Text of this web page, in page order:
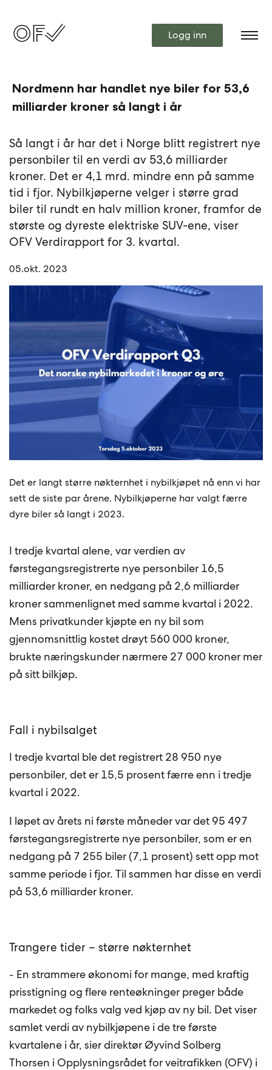
Logg inn
Nordmenn har handlet nye biler for 53,6
milliarder kroner så langt i år
Så langt i år har det i Norge blitt registrert nye
personbiler til en verdi av 53,6 milliarder
kroner. Det er 4,1 mrd. mindre enn på samme
tid i fjor. Nybilkjøperne velger i større grad
biler til rundt en halv million kroner, framfor de
største og dyreste elektriske SUV-ene, viser
OFV Verdirapport for 3. kvartal.
05.okt. 2023
Det er langt større nøkternhet i nybilkjøpet nå enn vi har
sett de siste par årene. Nybilkjøperne har valgt færre
dyre biler så langt i 2023.
I tredje kvartal alene, var verdien av
førstegangsregistrerte nye personbiler 16,5
milliarder kroner, en nedgang på 2,6 milliarder
kroner sammenlignet med samme kvartal i 2022.
Mens privatkunder kjøpte en ny bil som
gjennomsnittlig kostet drøyt 560 000 kroner,
brukte næringskunder nærmere 27 000 kroner mer
på sitt bilkjøp.
Fall i nybilsalget
I tredje kvartal ble det registrert 28 950 nye
personbiler, det er 15,5 prosent færre enn i tredje
kvartal i 2022.
I løpet av årets ni første måneder var det 95 497
førstegangsregistrerte nye personbiler, som er en
nedgang på 7 255 biler (7,1 prosent) sett opp mot
samme periode i fjor. Til sammen har disse en verdi
på 53,6 milliarder kroner.
Trangere tider – større nøkternhet
- En strammere økonomi for mange, med kraftig
prisstigning og flere renteøkninger preger både
markedet og folks valg ved kjøp av ny bil. Det viser
samlet verdi av nybilkjøpene i de tre første
kvartalene i år, sier direktør Øyvind Solberg
Thorsen i Opplysningsrådet for veitrafikken (OFV) i